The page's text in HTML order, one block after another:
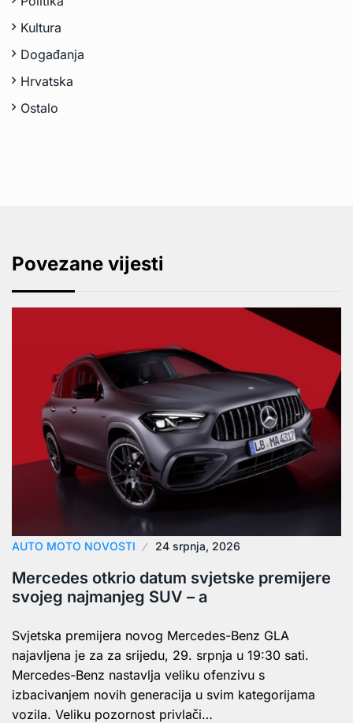
Kultura
Događanja
Hrvatska
Ostalo
Povezane vijesti
AUTO MOTO NOVOSTI 24 srpnja, 2026
Mercedes otkrio datum svjetske premijere
svojeg najmanjeg SUV – a
Svjetska premijera novog Mercedes-Benz GLA
najavljena je za za srijedu, 29. srpnja u 19:30 sati.
Mercedes-Benz nastavlja veliku ofenzivu s
izbacivanjem novih generacija u svim kategorijama
vozila. Veliku pozornost privlači…